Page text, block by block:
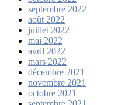
septembre 2022
août 2022
juillet 2022
mai 2022
avril 2022
mars 2022
décembre 2021
novembre 2021
octobre 2021